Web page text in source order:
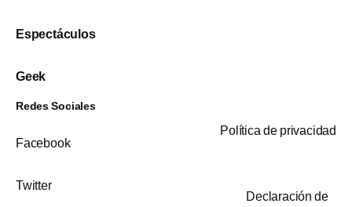
Espectáculos
Geek
Redes Sociales
Facebook
Twitter
Política de privacidad
Declaración de